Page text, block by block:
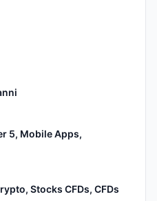
5, Mobile Apps,
Stocks CFDs, CFDs